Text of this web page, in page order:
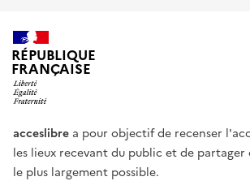
RÉPUBLIQUE
FRANÇAISE
acceslibre a pour objectif de recenser
les lieux recevant du public et de
le plus largement possible.